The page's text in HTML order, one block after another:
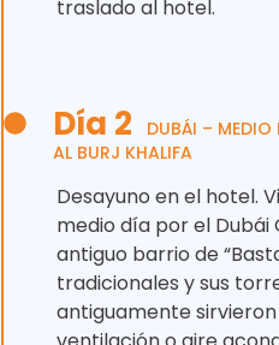
traslado al hotel.
Día 2
DUBÁI –
AL BURJ KHALIFA
Desayuno en el hotel.
medio día por el Dubái
antiguo barrio de
tradicionales y sus
antiguamente